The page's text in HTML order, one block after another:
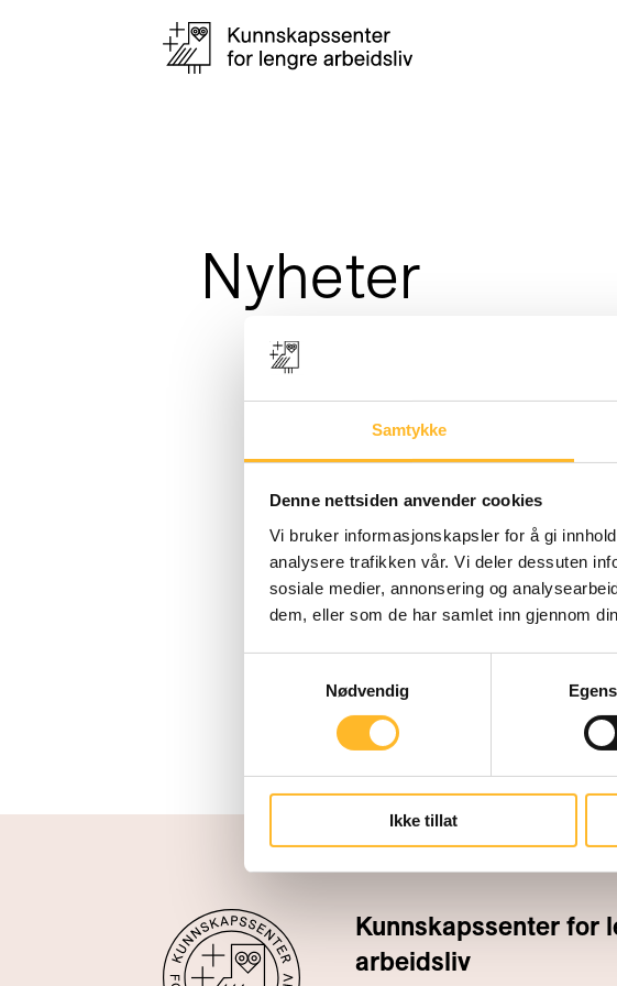
Samtykke
Denne nettsiden anvender cookies
Vi bruker informasjonskapsler for å gi
analysere trafikken vår. Vi deler dessuten
sosiale medier, annonsering og
dem, eller som de har samlet inn gjennom
Nødvendig
Ikke tillat
Nyheter
Kunnskapssenter for
arbeidsliv